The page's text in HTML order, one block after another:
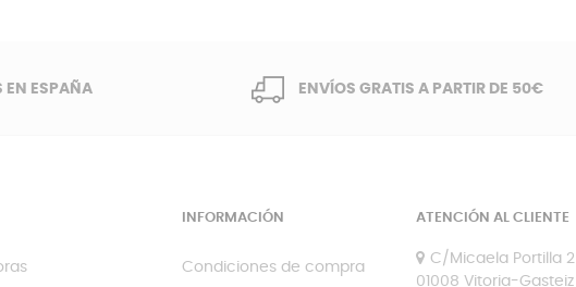
EN ESPAÑA ENVÍOS GRATIS A PARTIR DE 50€
INFORMACIÓN
Condiciones de compra
ATENCIÓN AL CLIENTE
C/Micaela Portilla 2
01008 Vitoria-Gasteiz